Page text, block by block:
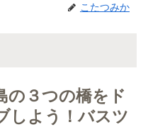
こたつみか
の３つの橋をド
しよう！バスツ